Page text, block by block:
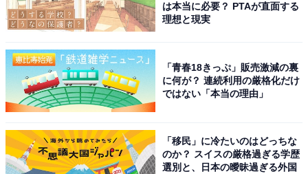
は本当に必要？ PTAが直面する
理想と現実
「青春18きっぷ」販売激減の裏
に何が？ 連続利用の厳格化だけ
ではない「本当の理由」
「移民」に冷たいのはどっちな
のか？ スイスの厳格過ぎる学歴
選別と、日本の曖昧過ぎる外国